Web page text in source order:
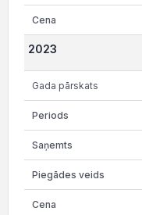
2023
Gada pārskats